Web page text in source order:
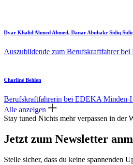
Dyar Khalid Ahmed Ahmed, Danar Abubakr Sidiq
Auszubildende zum Berufskraftfahrer
Charliné Behlen
Berufskraftfahrerin bei EDEKA Minden-
Alle anzeigen
Stay tuned Nichts mehr verpassen in der
Jetzt zum Newsletter
Stelle sicher, dass du keine spannenden